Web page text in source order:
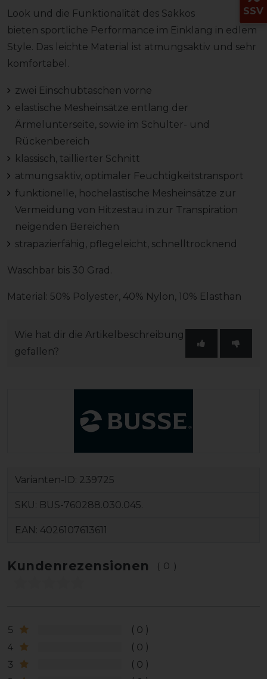
Look und die Funktionalität des Sakkos
bieten sportliche Performance im Einklang in edlem
Style. Das leichte Material ist atmungsaktiv und sehr
komfortabel.
zwei Einschubtaschen vorne
elastische Mesheinsätze entlang der
Ärmelunterseite, sowie im Schulter- und
Rückenbereich
klassisch, taillierter Schnitt
atmungsaktiv, optimaler Feuchtigkeitstransport
funktionelle, hochelastische Mesheinsätze zur
Vermeidung von Hitzestau in zur Transpiration
neigenden Bereichen
strapazierfähig, pflegeleicht, schnelltrocknend
Waschbar bis 30 Grad.
Material: 50% Polyester, 40% Nylon, 10% Elasthan
Wie hat dir die Artikelbeschreibung
gefallen?
Varianten-ID: 239725
SKU: BUS-760288.030.045.
EAN: 4026107613611
Kundenrezensionen (0)
5
0
4
0
3
0
SSV